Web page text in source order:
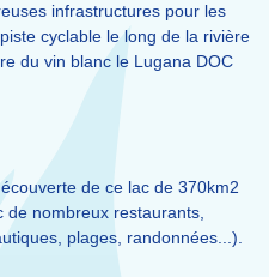
infrastructures pour les
cyclable le long de la rivière
du vin blanc le Lugana DOC
de ce lac de 370km2
de nombreux restaurants,
plages, randonnées...).